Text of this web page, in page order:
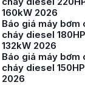
160kW 2026
Báo giá máy bơm
cháy diesel 180HP
132kW 2026
Báo giá máy bơm
cháy diesel
2026